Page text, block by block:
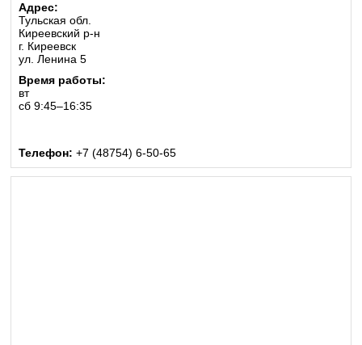
Адрес:
Тульская обл.
Киреевский р-н
г. Киреевск
ул. Ленина 5
Время работы:
вт
сб 9:45–16:35
Телефон: +7 (48754) 6-50-65